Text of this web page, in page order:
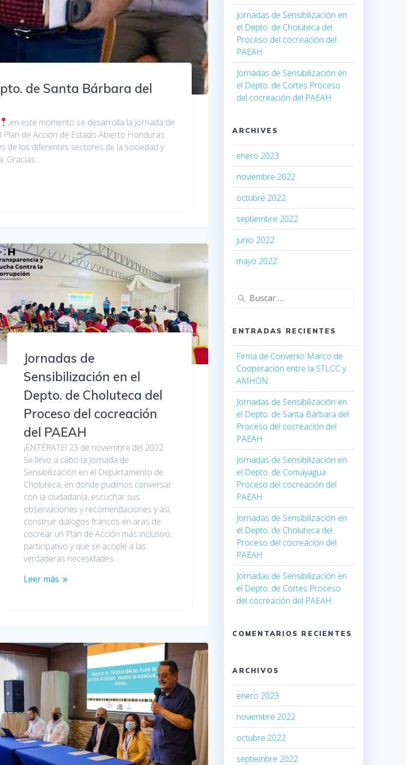
de Santa Bárbara del
,en este momento se desarrolla la Jornada de
de Acción de Estado Abierto Honduras.
de los diferentes sectores de la sociedad y
Gracias…
Jornadas de
Sensibilización en el
Depto. de Choluteca del
Proceso del cocreación
del PAEAH
¡ENTÉRATE! 23 de noviembre del 2022.
Se llevo a cabo la Jornada de
Sensibilización en el Departamento de
Choluteca, en donde pudimos conversar
con la ciudadanía, escuchar sus
observaciones y recomendaciones y así,
construir diálogos francos en aras de
cocrear un Plan de Acción más inclusivo,
participativo y que se acople a las
verdaderas necesidades…
Leer más
Jornadas de Sensibilización en
el Depto. de Choluteca del
Proceso del cocreación del
PAEAH
Jornadas de Sensibilización en
el Depto. de Cortes Proceso
del cocreación del PAEAH
ARCHIVES
enero 2023
noviembre 2022
octubre 2022
septiembre 2022
junio 2022
mayo 2022
ENTRADAS RECIENTES
Firma de Convenio Marco de
Cooperación entre la STLCC y
AMHON
Jornadas de Sensibilización en
el Depto. de Santa Bárbara del
Proceso del cocreación del
PAEAH
Jornadas de Sensibilización en
el Depto. de Comayagua
Proceso del cocreación del
PAEAH
Jornadas de Sensibilización en
el Depto. de Choluteca del
Proceso del cocreación del
PAEAH
Jornadas de Sensibilización en
el Depto. de Cortes Proceso
del cocreación del PAEAH
COMENTARIOS RECIENTES
ARCHIVOS
enero 2023
noviembre 2022
octubre 2022
septiembre 2022